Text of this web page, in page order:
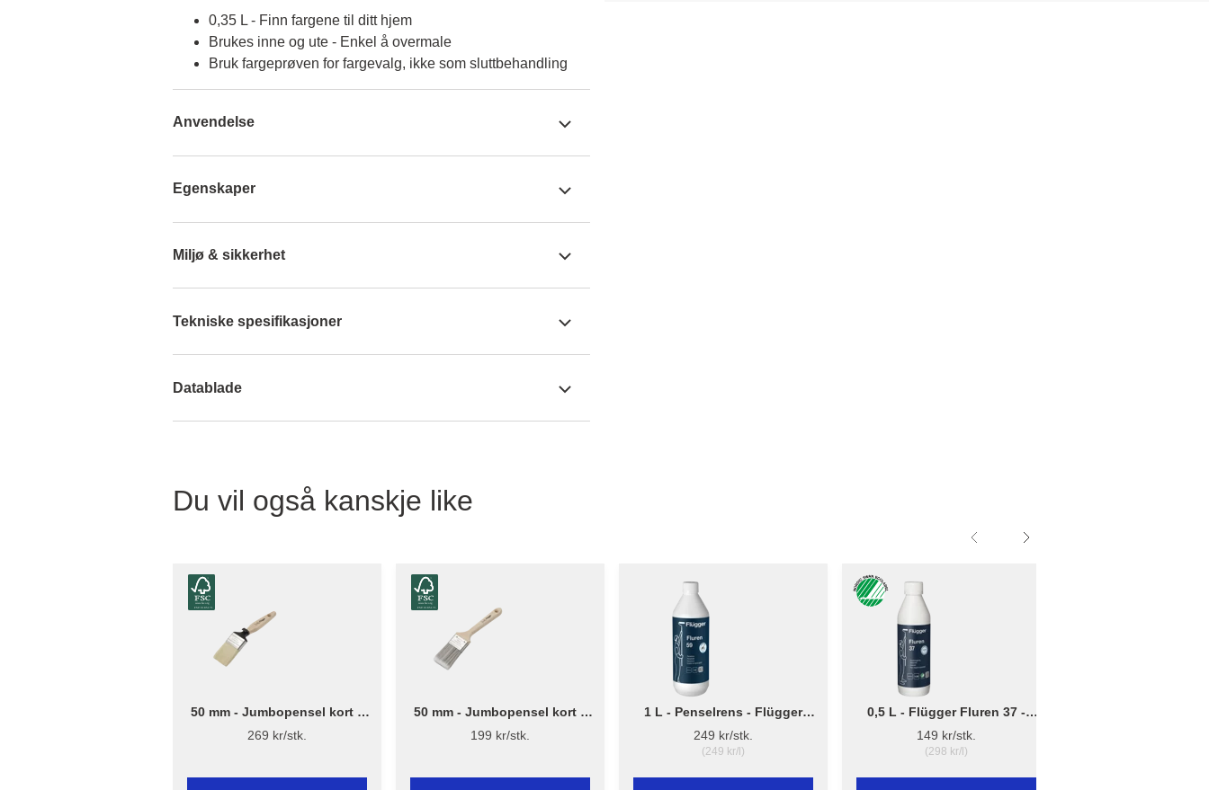
0,35 L - Finn fargene til ditt hjem
Brukes inne og ute - Enkel å overmale
Bruk fargeprøven for fargevalg, ikke som sluttbehandling
Anvendelse
Egenskaper
Miljø & sikkerhet
Tekniske spesifikasjoner
Datablade
Du vil også kanskje like
50 mm - Jumbopensel kort –
Flügger Excellence
269 kr/stk.
50 mm - Jumbopensel kort –
Flügger Pro Series
199 kr/stk.
1 L - Penselrens - Flügger
Fluren 59
249 kr/stk.
(249 kr/l)
0,5 L - Flügger Fluren 37 -
Grunnrengjøring
149 kr/stk.
(298 kr/l)